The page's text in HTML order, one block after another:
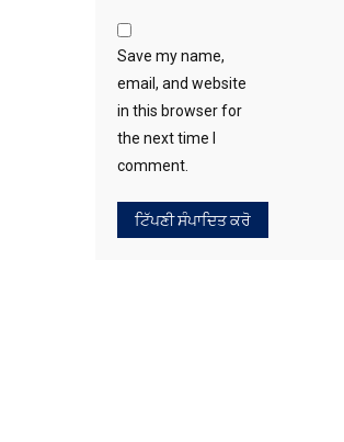
Save my name,
email, and website
in this browser for
the next time I
comment.